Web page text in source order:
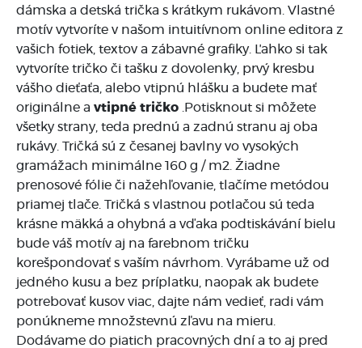
dámska a detská trička s krátkym rukávom. Vlastné
motív vytvoríte v našom intuitívnom online editora z
vašich fotiek, textov a zábavné grafiky. Ľahko si tak
vytvoríte tričko či tašku z dovolenky, prvý kresbu
vášho dieťaťa, alebo vtipnú hlášku a budete mať
originálne a vtipné tričko
.Potisknout si môžete
všetky strany, teda prednú a zadnú stranu aj oba
rukávy. Tričká sú z česanej bavlny vo vysokých
gramážach minimálne 160 g / m2. Žiadne
prenosové fólie či nažehľovanie, tlačíme metódou
priamej tlače. Tričká s vlastnou potlačou sú teda
krásne mäkká a ohybná a vďaka podtiskávání bielu
bude váš motív aj na farebnom tričku
korešpondovať s vaším návrhom. Vyrábame už od
jedného kusu a bez príplatku, naopak ak budete
potrebovať kusov viac, dajte nám vedieť, radi vám
ponúkneme množstevnú zľavu na mieru.
Dodávame do piatich pracovných dní a to aj pred